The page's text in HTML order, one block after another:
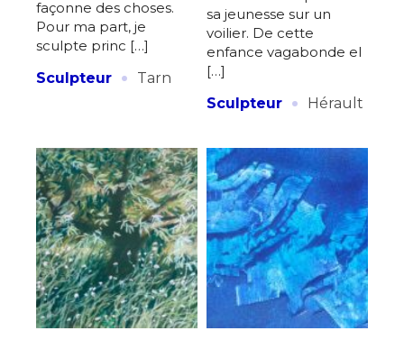
façonne des choses.
Pour ma part, je
sculpte princ […]
Sculpteur · Tarn
sa jeunesse sur un
voilier. De cette
enfance vagabonde el
[…]
Sculpteur · Hérault